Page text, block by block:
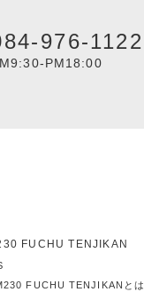
976-1122
PM18:00
FUCHU TENJIKAN
FUCHU TENJIKANとは